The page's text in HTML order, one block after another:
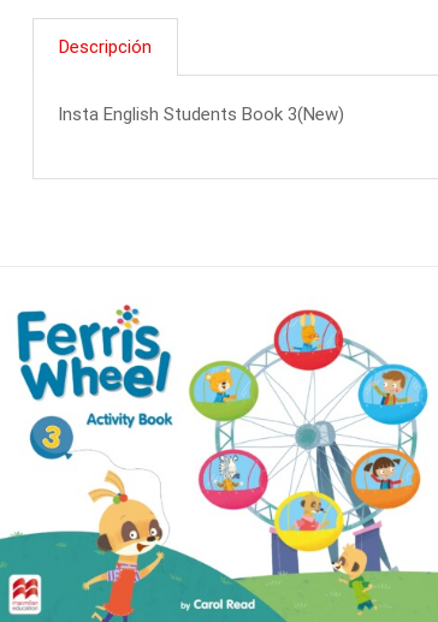
Students
Book
cantidad
Descripción
Insta English Students Book 3(New)